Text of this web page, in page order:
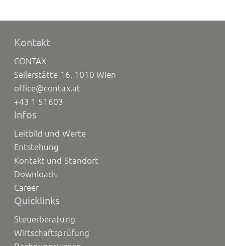
Kontakt
CONTAX
Seilerstätte 16, 1010 Wien
office@contax.at
+43 1 51603
Infos
Leitbild und Werte
Entstehung
Kontakt und Standort
Downloads
Career
Quicklinks
Steuerberatung
Wirtschaftsprüfung